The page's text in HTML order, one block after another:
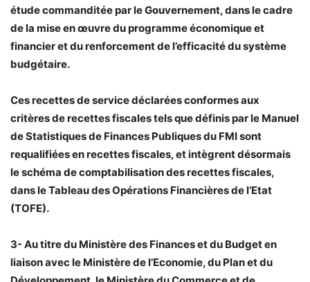
étude commanditée par le Gouvernement, dans le cadre
de la mise en œuvre du programme économique et
financier et du renforcement de l’efficacité du système
budgétaire.
Ces recettes de service déclarées conformes aux
critères de recettes fiscales tels que définis par le Manuel
de Statistiques de Finances Publiques du FMI sont
requalifiées en recettes fiscales, et intègrent désormais
le schéma de comptabilisation des recettes fiscales,
dans le Tableau des Opérations Financières de l’Etat
(TOFE).
3- Au titre du Ministère des Finances et du Budget en
liaison avec le Ministère de l’Economie, du Plan et du